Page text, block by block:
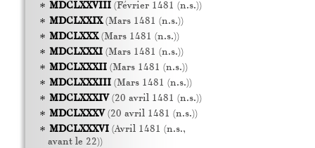
MDCLXXVIII(Février 1481 (n.s.))
MDCLXXIX(Mars 1481 (n.s.))
MDCLXXX(Mars 1481 (n.s.))
MDCLXXXI(Mars 1481 (n.s.))
MDCLXXXII(Mars 1481 (n.s.))
MDCLXXXIII(Mars 1481 (n.s.))
MDCLXXXIV(20 avril 1481 (n.s.))
MDCLXXXV(20 avril 1481 (n.s.))
MDCLXXXVI(Avril 1481 (n.s.,
avant le 22))